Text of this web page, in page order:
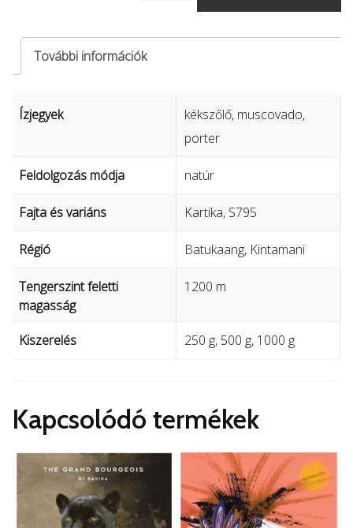
natúr
További információk
Ízjegyek
kékszőlő, muscovado,
porter
Feldolgozás módja natúr
Fajta és variáns Kartika, S795
Régió Batukaang, Kintamani
Tengerszint feletti
magasság
1200 m
Kiszerelés 250 g, 500 g, 1000 g
Kapcsolódó termékek